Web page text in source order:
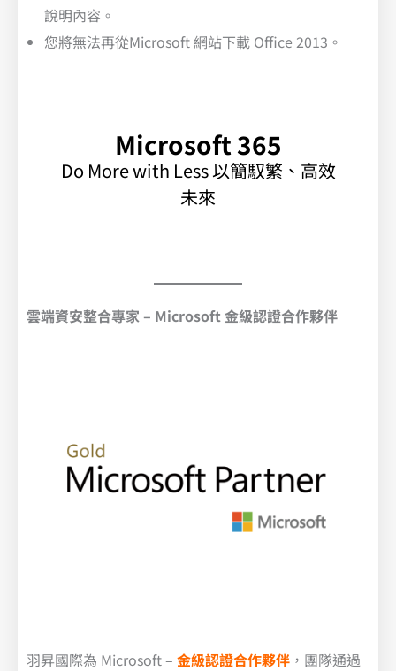
說明內容。
您將無法再從Microsoft 網站下載 Office 2013。
Microsoft 365
Do More with Less 以簡馭繁、高效
未來
雲端資安整合專家 – Microsoft金級認證合作夥伴
羽昇國際為 Microsoft – 金級認證合作夥伴 ，團隊通過